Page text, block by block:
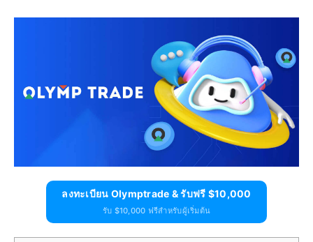
ลงทะเบียน Olymptrade & รับฟรี $10,000
รับ $10,000 ฟรีสำหรับผู้เริ่มต้น